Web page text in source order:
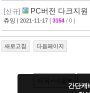
[신규] PC버전 다크지원
츄잉 | 2021-11-17 [ 3154 / 0 ]
새로고침 다음페이지
간단캐